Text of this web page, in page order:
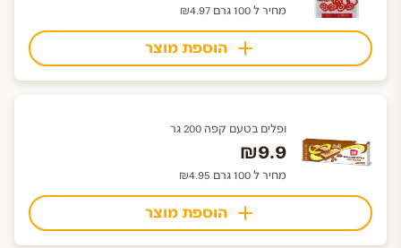
מחיר ל 100 גרם ₪4.97
הוספת מוצר
ופלים בטעם קפה 200 גר
₪9.9
מחיר ל 100 גרם ₪4.95
הוספת מוצר